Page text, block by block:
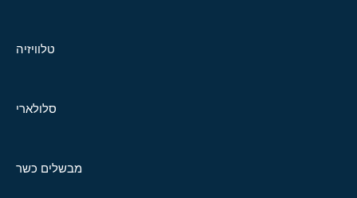
טלוויזיה
סלולארי
מבשלים כשר